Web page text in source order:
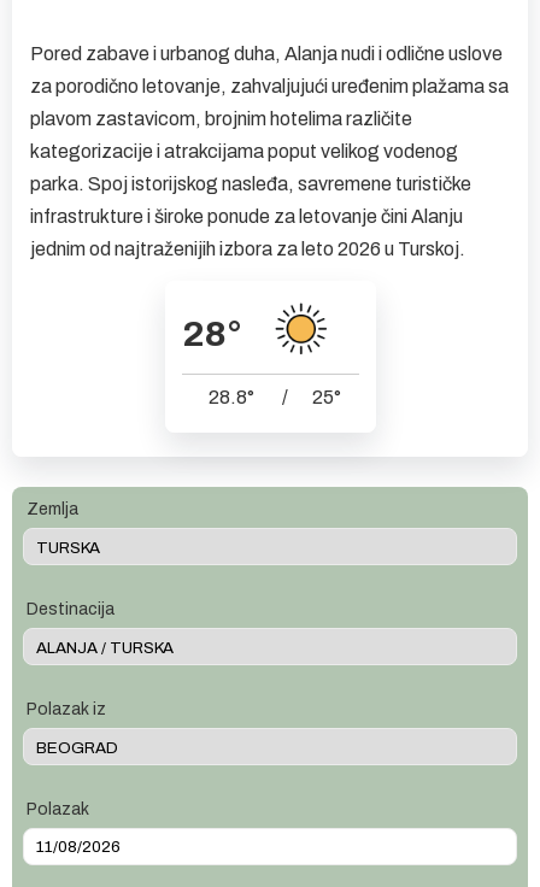
Pored zabave i urbanog duha, Alanja nudi i odlične uslove
za porodično letovanje, zahvaljujući uređenim plažama sa
plavom zastavicom, brojnim hotelima različite
kategorizacije i atrakcijama poput velikog vodenog
parka. Spoj istorijskog nasleđa, savremene turističke
infrastrukture i široke ponude za letovanje čini Alanju
jednim od najtraženijih izbora za leto 2026 u Turskoj.
28°
28.8° / 25°
Zemlja
Destinacija
Polazak iz
Polazak